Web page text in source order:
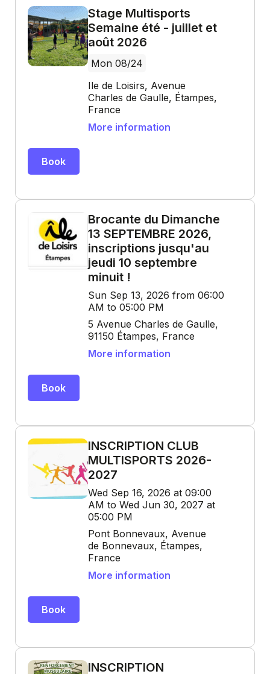
Stage Multisports
Semaine été - juillet et
août 2026
Mon 08/24
Ile de Loisirs, Avenue
Charles de Gaulle, Étampes,
France
More information
Book
Brocante du Dimanche
13 SEPTEMBRE 2026,
inscriptions jusqu'au
jeudi 10 septembre
minuit !
Sun Sep 13, 2026 from 06:00
AM to 05:00 PM
5 Avenue Charles de Gaulle,
91150 Étampes, France
More information
Book
INSCRIPTION CLUB
MULTISPORTS 2026-
2027
Wed Sep 16, 2026 at 09:00
AM to Wed Jun 30, 2027 at
05:00 PM
Pont Bonnevaux, Avenue
de Bonnevaux, Étampes,
France
More information
Book
INSCRIPTION